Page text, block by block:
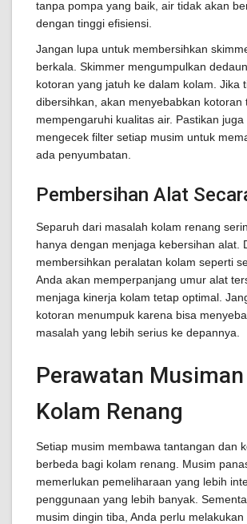
tanpa pompa yang baik, air tidak akan
dengan tinggi efisiensi.
Jangan lupa untuk membersihkan
berkala. Skimmer mengumpulkan
kotoran yang jatuh ke dalam kolam. Jika
dibersihkan, akan menyebabkan kotoran
mempengaruhi kualitas air. Pastikan juga
mengecek filter setiap musim untuk
ada penyumbatan.
Pembersihan Alat
Separuh dari masalah kolam renang
hanya dengan menjaga kebersihan alat.
membersihkan peralatan kolam seperti
Anda akan memperpanjang umur alat
menjaga kinerja kolam tetap optimal.
kotoran menumpuk karena bisa
masalah yang lebih serius ke depannya.
Perawatan
Kolam Renang
Setiap musim membawa tantangan dan
berbeda bagi kolam renang. Musim
memerlukan pemeliharaan yang lebih
penggunaan yang lebih banyak.
musim dingin tiba, Anda perlu melakukan